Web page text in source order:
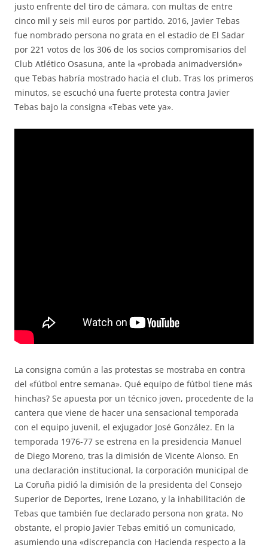
justo enfrente del tiro de cámara, con multas de entre
cinco mil y seis mil euros por partido. 2016, Javier Tebas
fue nombrado persona no grata en el estadio de El Sadar
por 221 votos de los 306 de los socios compromisarios del
Club Atlético Osasuna, ante la «probada animadversión»
que Tebas habría mostrado hacia el club. Tras los primeros
minutos, se escuchó una fuerte protesta contra Javier
Tebas bajo la consigna «Tebas vete ya».
La consigna común a las protestas se mostraba en contra
del «fútbol entre semana». Qué equipo de fútbol tiene más
hinchas? Se apuesta por un técnico joven, procedente de la
cantera que viene de hacer una sensacional temporada
con el equipo juvenil, el exjugador José González. En la
temporada 1976-77 se estrena en la presidencia Manuel
de Diego Moreno, tras la dimisión de Vicente Alonso. En
una declaración institucional, la corporación municipal de
La Coruña pidió la dimisión de la presidenta del Consejo
Superior de Deportes, Irene Lozano, y la inhabilitación de
Tebas que también fue declarado persona non grata. No
obstante, el propio Javier Tebas emitió un comunicado,
asumiendo una «discrepancia con Hacienda respecto a la